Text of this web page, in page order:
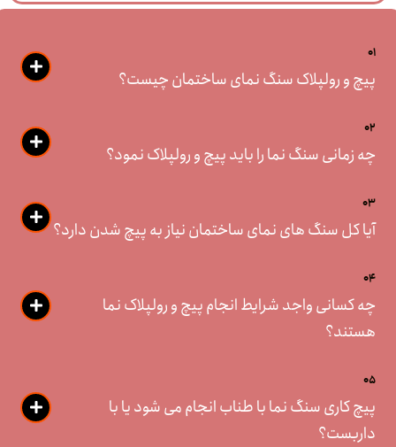
01
پیچ و رولپلاک سنگ نمای ساختمان چیست؟
02
چه زمانی سنگ نما را باید پیچ و رولپلاک نمود؟
03
آیا کل سنگ های نمای ساختمان نیاز به پیچ شدن دارد؟
04
چه کسانی واجد شرایط انجام پیچ و رولپلاک نما
هستند؟
05
پیچ کاری سنگ نما با طناب انجام می شود یا با
داربست؟